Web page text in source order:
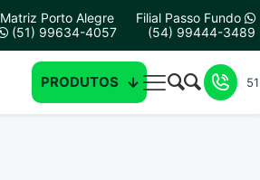
Matriz Porto Alegre
(51) 99634-4057
Filial Passo Fundo
(54) 99444-3489
PRODUTOS